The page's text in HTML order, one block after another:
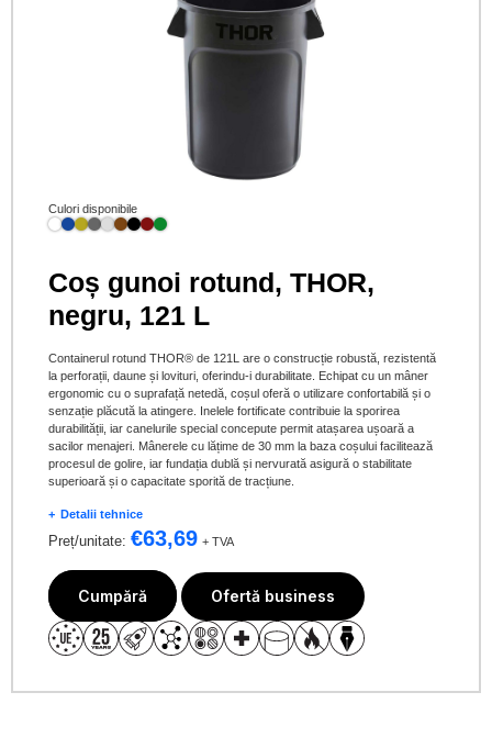
Culori disponibile
Coș gunoi rotund, THOR,
negru, 121 L
Containerul rotund THOR® de 121L are o construcție robustă, rezistentă
la perforații, daune și lovituri, oferindu-i durabilitate. Echipat cu un mâner
ergonomic cu o suprafață netedă, coșul oferă o utilizare confortabilă și o
senzație plăcută la atingere. Inelele fortificate contribuie la sporirea
durabilității, iar canelurile special concepute permit atașarea ușoară a
sacilor menajeri. Mânerele cu lățime de 30 mm la baza coșului facilitează
procesul de golire, iar fundația dublă și nervurată asigură o stabilitate
superioară și o capacitate sporită de tracțiune.
Detalii tehnice
Preț/unitate: €63,69 + TVA
Cumpără Ofertă business